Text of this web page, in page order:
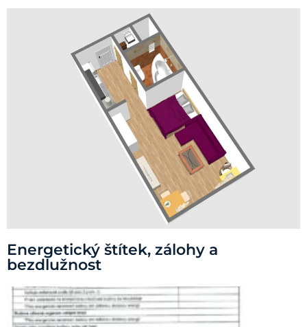
Energetický štítek, zálohy a
bezdlužnost